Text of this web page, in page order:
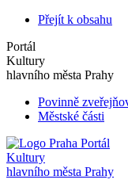
Přejít k obsahu
Portál
Kultury
hlavního města Prahy
Povinně
Městské části
Portál
Kultury
hlavního města Prahy